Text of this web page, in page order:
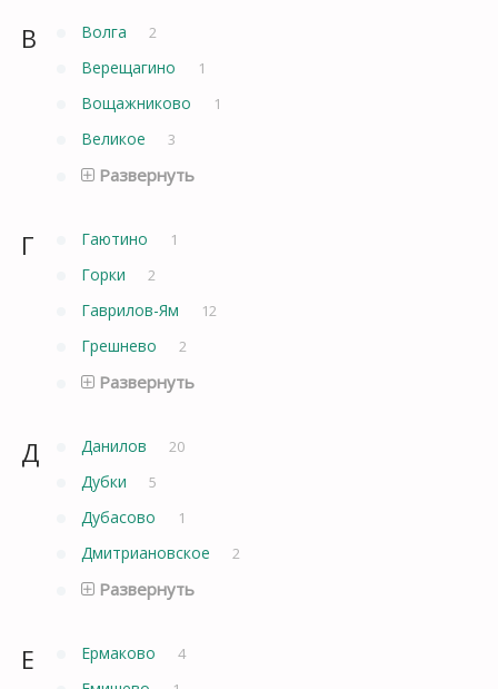
В Волга 2
Верещагино 1
Вощажниково 1
Великое 3
Развернуть
Г Гаютино 1
Горки 2
Гаврилов-Ям 12
Грешнево 2
Развернуть
Д Данилов 20
Дубки 5
Дубасово 1
Дмитриановское 2
Развернуть
Е Ермаково 4